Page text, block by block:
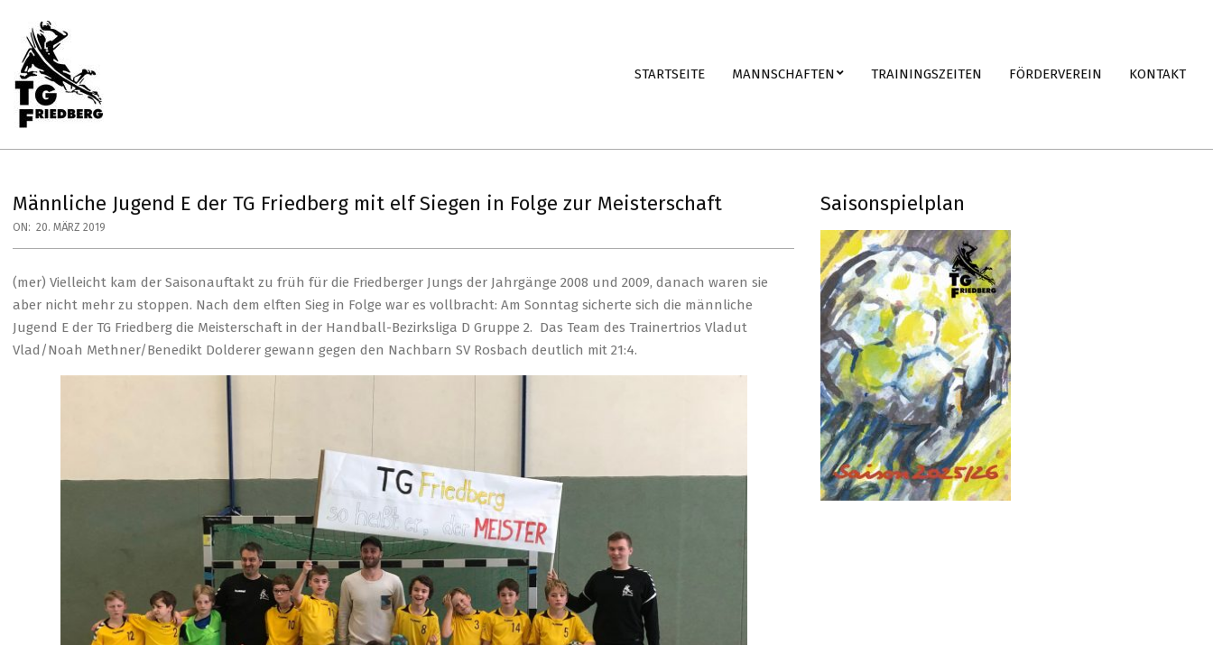
content
TG
HANDBALL
STARTSEITE MANNSCHAFTEN TRAININGSZEITEN FÖRDERVEREIN KONTAKT
Männliche Jugend E der TG Friedberg mit elf Siegen in Folge zur Meisterschaft
ON: 20. MÄRZ 2019
(mer) Vielleicht kam der Saisonauftakt zu früh für die Friedberger Jungs der Jahrgänge 2008 und 2009, danach waren sie
aber nicht mehr zu stoppen. Nach dem elften Sieg in Folge war es vollbracht: Am Sonntag sicherte sich die männliche
Jugend E der TG Friedberg die Meisterschaft in der Handball-Bezirksliga D Gruppe 2. Das Team des Trainertrios Vladut
Vlad/Noah Methner/Benedikt Dolderer gewann gegen den Nachbarn SV Rosbach deutlich mit 21:4.
Saisonspielplan